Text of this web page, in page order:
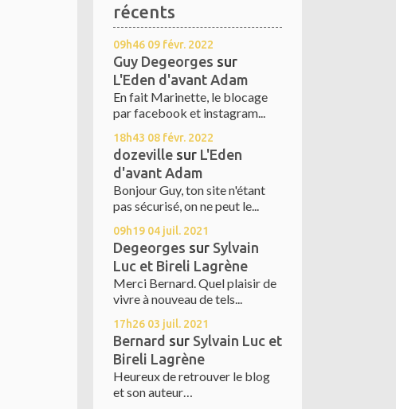
récents
09h46 09 févr. 2022
Guy Degeorges sur
L'Eden d'avant Adam
En fait Marinette, le blocage
par facebook et instagram...
18h43 08 févr. 2022
dozeville sur L'Eden
d'avant Adam
Bonjour Guy, ton site n'étant
pas sécurisé, on ne peut le...
09h19 04 juil. 2021
Degeorges sur Sylvain
Luc et Bireli Lagrène
Merci Bernard. Quel plaisir de
vivre à nouveau de tels...
17h26 03 juil. 2021
Bernard sur Sylvain Luc et
Bireli Lagrène
Heureux de retrouver le blog
et son auteur…